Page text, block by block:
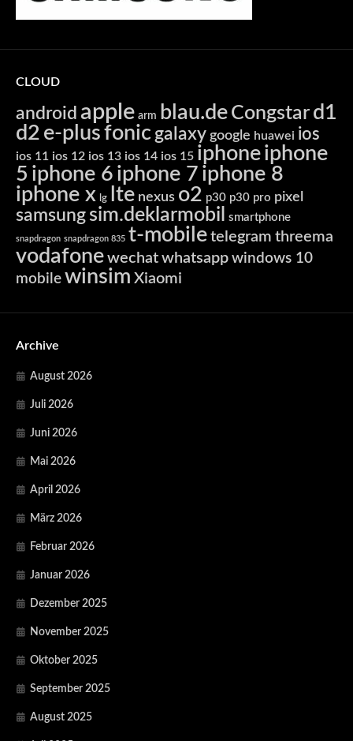
CLOUD
android apple arm blau.de Congstar d1
d2 e-plusfonic galaxy google huawei ios
ios 11 ios 12 ios 13 ios 14 ios 15 iphoneiphone
5 iphone 6 iphone 7 iphone 8
iphone x lg lte nexus o2 p30 p30 pro pixel
samsung sim.deklarmobil smartphone
snapdragon snapdragon 835 t-mobile telegram threema
vodafone wechat whatsapp windows 10
mobile winsim Xiaomi
Archive
August 2026
Juli 2026
Juni 2026
Mai 2026
April 2026
März 2026
Februar 2026
Januar 2026
Dezember 2025
November 2025
Oktober 2025
September 2025
August 2025